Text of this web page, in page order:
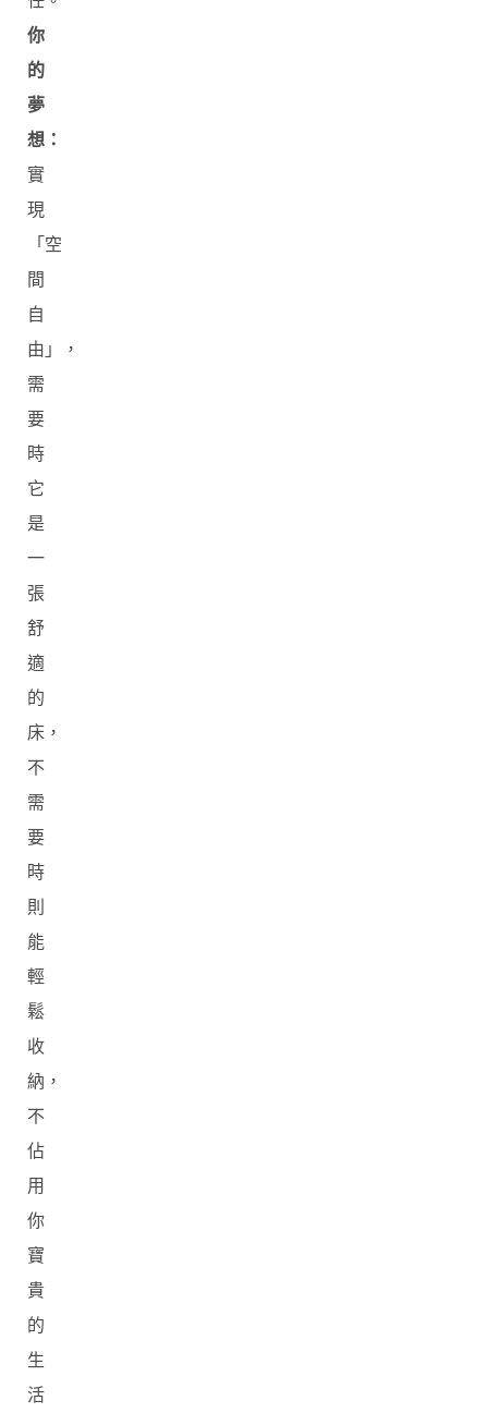
你
的
夢
想：
實
現
「空
間
自
由」，
需
要
時
它
是
一
張
舒
適
的
床，
不
需
要
時
則
能
輕
鬆
收
納，
不
佔
用
你
寶
貴
的
生
活